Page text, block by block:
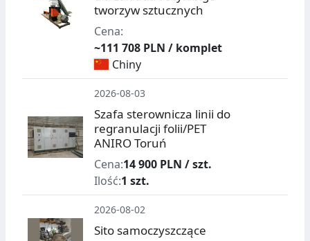
tworzyw sztucznych
Cena:
~111 708 PLN / komplet
Chiny
2026-08-03
Szafa sterownicza linii do
regranulacji folii/PET
ANIRO Toruń
Cena:14 900 PLN / szt.
Ilość:1 szt.
2026-08-02
Sito samoczyszczące